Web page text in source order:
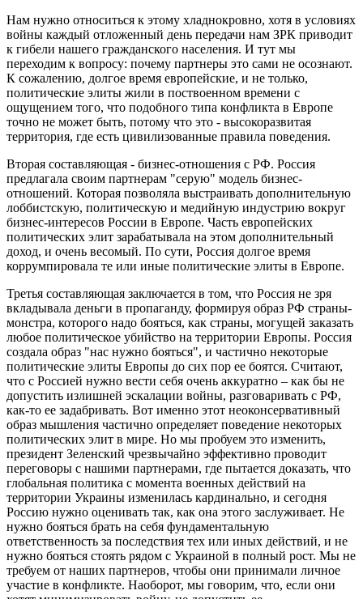
Нам нужно относиться к этому хладнокровно, хотя в условиях
войны каждый отложенный день передачи нам ЗРК приводит
к гибели нашего гражданского населения. И тут мы
переходим к вопросу: почему партнеры это сами не осознают.
К сожалению, долгое время европейские, и не только,
политические элиты жили в поствоенном времени с
ощущением того, что подобного типа конфликта в Европе
точно не может быть, потому что это - высокоразвитая
территория, где есть цивилизованные правила поведения.
Вторая составляющая - бизнес-отношения с РФ. Россия
предлагала своим партнерам "серую" модель бизнес-
отношений. Которая позволяла выстраивать дополнительную
лоббистскую, политическую и медийную индустрию вокруг
бизнес-интересов России в Европе. Часть европейских
политических элит зарабатывала на этом дополнительный
доход, и очень весомый. По сути, Россия долгое время
коррумпировала те или иные политические элиты в Европе.
Третья составляющая заключается в том, что Россия не зря
вкладывала деньги в пропаганду, формируя образ РФ страны-
монстра, которого надо бояться, как страны, могущей заказать
любое политическое убийство на территории Европы. Россия
создала образ "нас нужно бояться", и частично некоторые
политические элиты Европы до сих пор ее боятся. Считают,
что с Россией нужно вести себя очень аккуратно – как бы не
допустить излишней эскалации войны, разговаривать с РФ,
как-то ее задабривать. Вот именно этот неоконсервативный
образ мышления частично определяет поведение некоторых
политических элит в мире. Но мы пробуем это изменить,
президент Зеленский чрезвычайно эффективно проводит
переговоры с нашими партнерами, где пытается доказать, что
глобальная политика с момента военных действий на
территории Украины изменилась кардинально, и сегодня
Россию нужно оценивать так, как она этого заслуживает. Не
нужно бояться брать на себя фундаментальную
ответственность за последствия тех или иных действий, и не
нужно бояться стоять рядом с Украиной в полный рост. Мы не
требуем от наших партнеров, чтобы они принимали личное
участие в конфликте. Наоборот, мы говорим, что, если они